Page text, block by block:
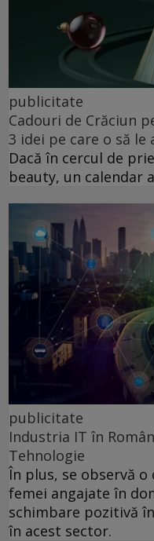
publicitate
Cadouri de Crăciun
3 idei pe care o să le
Dacă în cercul de
beauty, un calendar
publicitate
Industria IT în
Tehnologie
În plus, se observă
femei angajate în
schimbare pozitivă
în acest sector.